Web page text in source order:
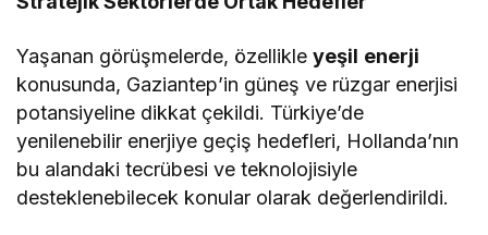
Yaşanan görüşmelerde, özellikleyeşil enerji
konusunda, Gaziantep’in güneş ve rüzgar enerjisi
potansiyeline dikkat çekildi. Türkiye’de
yenilenebilir enerjiye geçiş hedefleri, Hollanda’nın
bu alandaki tecrübesi ve teknolojisiyle
desteklenebilecek konular olarak değerlendirildi.